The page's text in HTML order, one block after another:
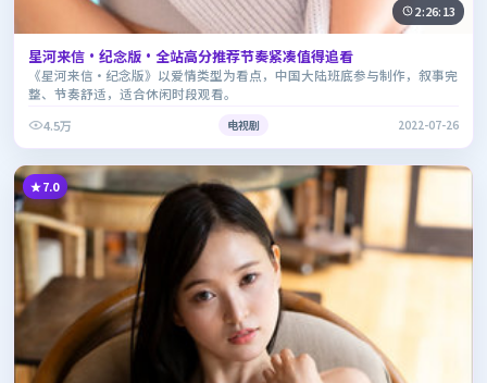
2:26:13
星河来信·纪念版·全站高分推荐节奏紧凑值得追看
《星河来信·纪念版》以爱情类型为看点，中国大陆班底参与制作，叙事完
整、节奏舒适，适合休闲时段观看。
4.5万
电视剧 2022-07-26
7.0